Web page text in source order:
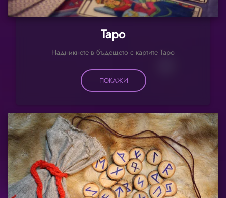
Таро
Надникнете в бъдещето с картите Таро
ПОКАЖИ